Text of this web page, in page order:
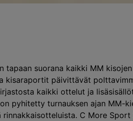
tapaan suorana kaikki MM
kisaraportit päivittävät
kaikki ottelut ja
pyhitetty turnauksen ajan
C More